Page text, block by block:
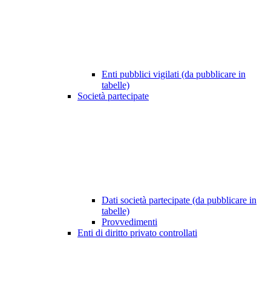
Enti pubblici vigilati (da pubblicare in
tabelle)
Società partecipate
Dati società partecipate (da pubblicare in
tabelle)
Provvedimenti
Enti di diritto privato controllati